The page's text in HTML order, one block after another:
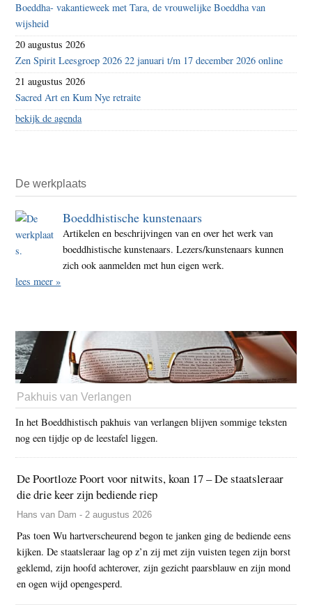
Boeddha- vakantieweek met Tara, de vrouwelijke Boeddha van
wijsheid
20 augustus 2026
Zen Spirit Leesgroep 2026 22 januari t/m 17 december 2026 online
21 augustus 2026
Sacred Art en Kum Nye retraite
bekijk de agenda
De werkplaats
Boeddhistische kunstenaars
Artikelen en beschrijvingen van en over het werk van
boeddhistische kunstenaars. Lezers/kunstenaars kunnen
zich ook aanmelden met hun eigen werk.
lees meer »
Pakhuis van Verlangen
In het Boeddhistisch pakhuis van verlangen blijven sommige teksten
nog een tijdje op de leestafel liggen.
De Poortloze Poort voor nitwits, koan 17 – De staatsleraar
die drie keer zijn bediende riep
Hans van Dam - 2 augustus 2026
Pas toen Wu hartverscheurend begon te janken ging de bediende eens
kijken. De staatsleraar lag op z’n zij met zijn vuisten tegen zijn borst
geklemd, zijn hoofd achterover, zijn gezicht paarsblauw en zijn mond
en ogen wijd opengesperd.